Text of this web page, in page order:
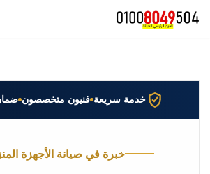
خدمة سريعة فنيون متخصصون
خبرة في صيانة الأجهزة